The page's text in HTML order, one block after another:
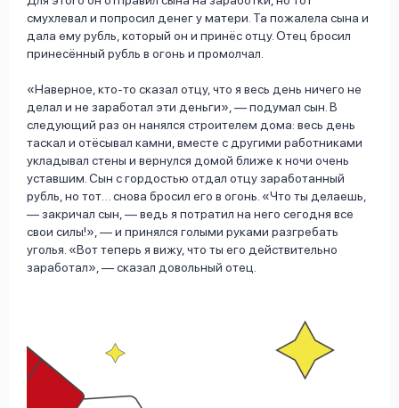
смухлевал и попросил денег у матери. Та пожалела сына и
дала ему рубль, который он и принёс отцу. Отец бросил
принесённый рубль в огонь и промолчал.
«Наверное, кто-то сказал отцу, что я весь день ничего не
делал и не заработал эти деньги», — подумал сын. В
следующий раз он нанялся строителем дома: весь день
таскал и отёсывал камни, вместе с другими работниками
укладывал стены и вернулся домой ближе к ночи очень
уставшим. Сын с гордостью отдал отцу заработанный
рубль, но тот… снова бросил его в огонь. «Что ты делаешь,
— закричал сын, — ведь я потратил на него сегодня все
свои силы!», — и принялся голыми руками разгребать
уголья. «Вот теперь я вижу, что ты его действительно
заработал», — сказал довольный отец.
Оформить заявку
Войти под другим номером
Ответы
вопросы